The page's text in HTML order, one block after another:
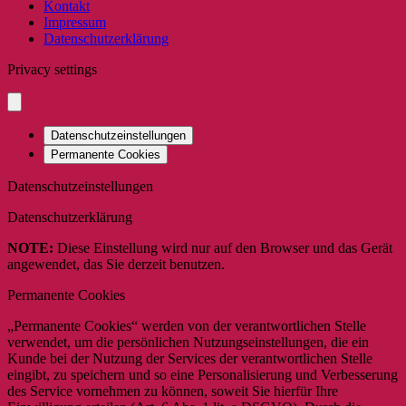
Kontakt
Impressum
Datenschutzerklärung
Privacy settings
Datenschutzeinstellungen
Permanente Cookies
Datenschutzeinstellungen
Datenschutzerklärung
NOTE: Diese Einstellung wird nur auf den Browser und das Gerät
angewendet, das Sie derzeit benutzen.
Permanente Cookies
„Permanente Cookies“ werden von der verantwortlichen Stelle
verwendet, um die persönlichen Nutzungseinstellungen, die ein
Kunde bei der Nutzung der Services der verantwortlichen Stelle
eingibt, zu speichern und so eine Personalisierung und Verbesserung
des Service vornehmen zu können, soweit Sie hierfür Ihre